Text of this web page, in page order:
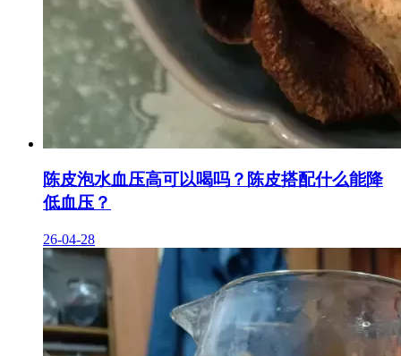
陈皮泡水血压高可以喝吗？陈皮搭配什么能降
低血压？
26-04-28